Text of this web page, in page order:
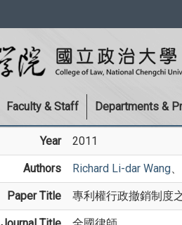
Faculty & Staff Departments &
Year 2011
Authors Richard Li-dar Wang
Paper Title 專利權行政撤銷制度